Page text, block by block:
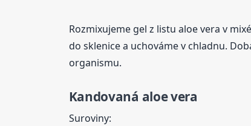
Rozmixujeme gel z listu aloe vera v
do sklenice a uchováme v chladnu.
organismu.
Kandovaná aloe vera
Suroviny: